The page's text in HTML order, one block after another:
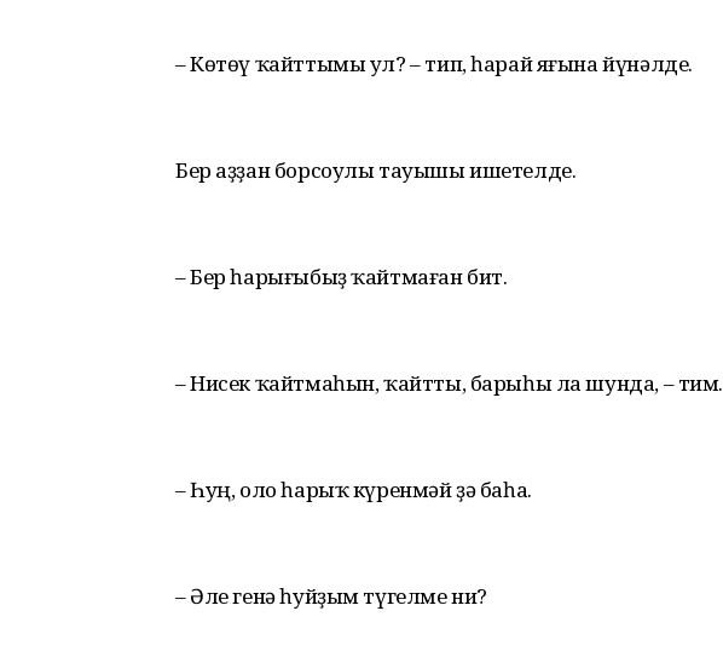
– Көтөү ҡайттымы ул? – тип, һарай яғына йүнәлде.
Бер аҙҙан борсоулы тауышы ишетелде.
– Бер һарығыбыҙ ҡайтмаған бит.
– Нисек ҡайтмаһын, ҡайтты, барыһы ла шунда, – тим.
– Һуң, оло һарыҡ күренмәй ҙә баһа.
– Әле генә һуйҙым түгелме ни?